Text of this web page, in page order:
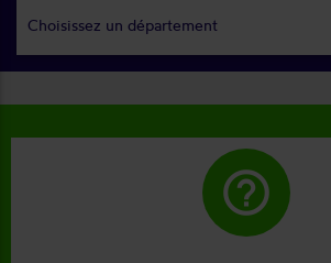
Choisissez un département
help_outline